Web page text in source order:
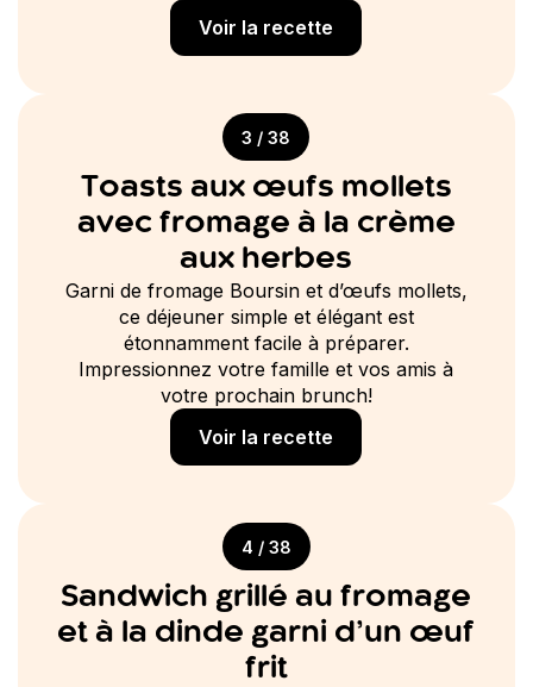
Voir la recette
3 / 38
Toasts aux œufs mollets
avec fromage à la crème
aux herbes
Garni de fromage Boursin et d’œufs mollets,
ce déjeuner simple et élégant est
étonnamment facile à préparer.
Impressionnez votre famille et vos amis à
votre prochain brunch!
Voir la recette
4 / 38
Sandwich grillé au fromage
et à la dinde garni d’un œuf
frit